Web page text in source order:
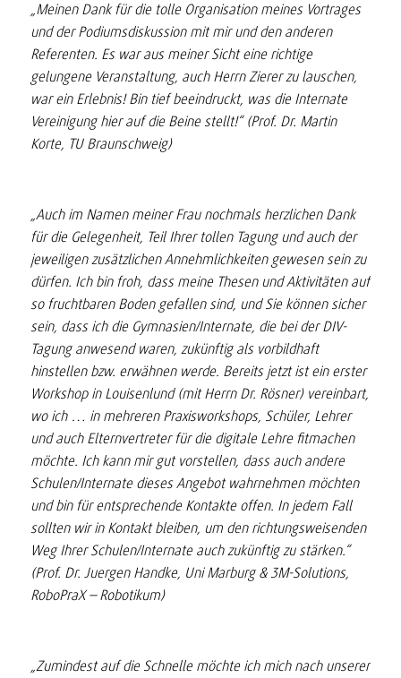
„Meinen Dank für die tolle Organisation meines Vortrages
und der Podiumsdiskussion mit mir und den anderen
Referenten. Es war aus meiner Sicht eine richtige
gelungene Veranstaltung, auch Herrn Zierer zu lauschen,
war ein Erlebnis! Bin tief beeindruckt, was die Internate
Vereinigung hier auf die Beine stellt!“ (Prof. Dr. Martin
Korte, TU Braunschweig)
„Auch im Namen meiner Frau nochmals herzlichen Dank
für die Gelegenheit, Teil Ihrer tollen Tagung und auch der
jeweiligen zusätzlichen Annehmlichkeiten gewesen sein zu
dürfen. Ich bin froh, dass meine Thesen und Aktivitäten auf
so fruchtbaren Boden gefallen sind, und Sie können sicher
sein, dass ich die Gymnasien/Internate, die bei der DIV-
Tagung anwesend waren, zukünftig als vorbildhaft
hinstellen bzw. erwähnen werde. Bereits jetzt ist ein erster
Workshop in Louisenlund (mit Herrn Dr. Rösner) vereinbart,
wo ich … in mehreren Praxisworkshops, Schüler, Lehrer
und auch Elternvertreter für die digitale Lehre fitmachen
möchte. Ich kann mir gut vorstellen, dass auch andere
Schulen/Internate dieses Angebot wahrnehmen möchten
und bin für entsprechende Kontakte offen. In jedem Fall
sollten wir in Kontakt bleiben, um den richtungsweisenden
Weg Ihrer Schulen/Internate auch zukünftig zu stärken.“
(Prof. Dr. Juergen Handke, Uni Marburg & 3M-Solutions,
RoboPraX – Robotikum)
„Zumindest auf die Schnelle möchte ich mich nach unserer